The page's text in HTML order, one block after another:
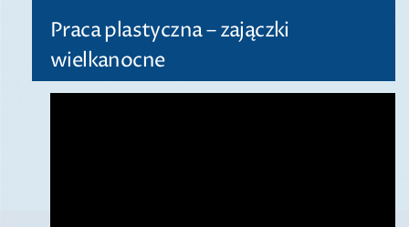
Praca plastyczna – zajączki
wielkanocne